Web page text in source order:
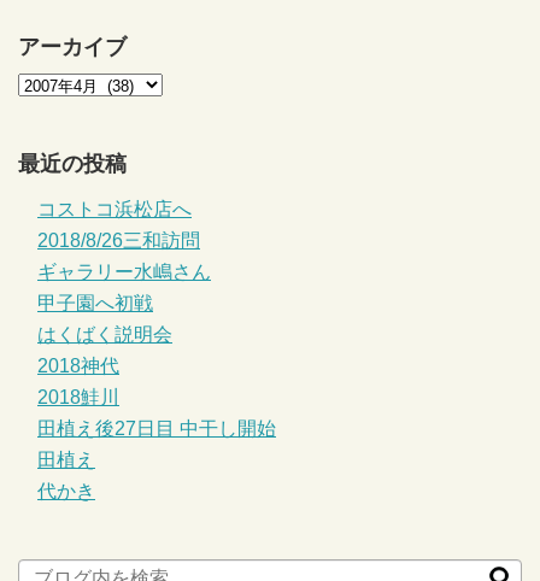
アーカイブ
最近の投稿
コストコ浜松店へ
2018/8/26三和訪問
ギャラリー水嶋さん
甲子園へ初戦
はくばく説明会
2018神代
2018鮭川
田植え後27日目 中干し開始
田植え
代かき